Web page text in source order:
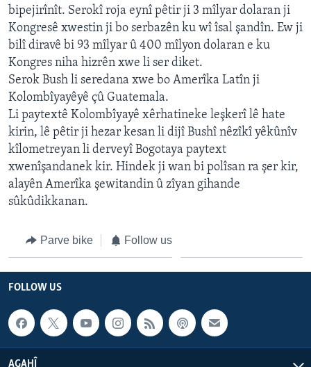
bipejirînît. Serokî roja eynî pêtir ji 3 mîlyar dolaran ji
Kongresê xwestin ji bo serbazên ku wî îsal şandîn. Ew ji
bilî diravê bi 93 mîlyar û 400 mîlyon dolaran e ku
Kongres niha hizrên xwe li ser diket.
Serok Bush li seredana xwe bo Amerîka Latîn ji
Kolombîyayêyê çû Guatemala.
Li paytextê Kolombîyayê xêrhatineke leşkerî lê hate
kirin, lê pêtir ji hezar kesan li dijî Bushî nêzîkî yêkûnîv
kîlometreyan li derveyî Bogotaya paytext
xwenîşandanek kir. Hindek ji wan bi polîsan ra şer kir,
alayên Amerîka şewitandin û zîyan gihande
sûkûdikkanan.
Parve bike Follow us
FOLLOW US
AGAHÎ